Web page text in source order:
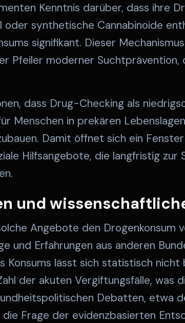
Kenntnis darüber, dass ihre
oder synthetische Cannabinoide
signifikant. Dieser
Pfeiler moderner
dass Drug-Checking als
Menschen in prekären
Damit öffnet sich ein
Hilfsangebote, die langfristig zur
und
Angebote den Drogenkonsum
und Erfahrungen aus anderen
Konsums lässt sich statistisch
der akuten Vergiftungsfälle, was
Debatten, etwa
Frage der evidenzbasierten